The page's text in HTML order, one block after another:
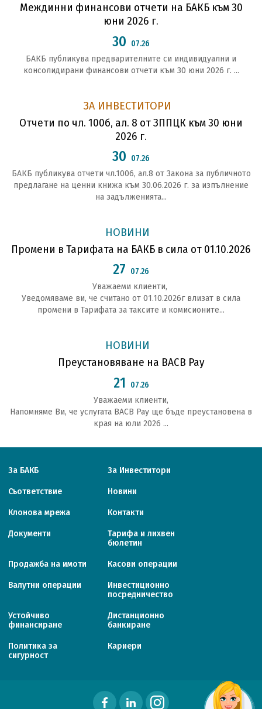
Междинни финансови отчети на БАКБ към 30
юни 2026 г.
30 07.26
БАКБ публикува предварителните си индивидуални и
консолидирани финансови отчети към 30 юни 2026 г. ...
ЗА ИНВЕСТИТОРИ
Отчети по чл. 100б, ал. 8 от ЗППЦК към 30 юни
2026 г.
30 07.26
БАКБ публикува отчети чл.1006, ал.8 от Закона за публичното
предлагане на ценни книжа към 30.06.2026 г. за изпълнение
на задълженията...
НОВИНИ
Промени в Тарифата на БАКБ в сила от 01.10.2026
27 07.26
Уважаеми клиенти,
Уведомяваме ви, че считано от 01.10.2026г влизат в сила
промени в Тарифата за таксите и комисионите...
НОВИНИ
Преустановяване на BACB Pay
21 07.26
Уважаеми клиенти,
Напомняме Ви, че услугата BACB Pay ще бъде преустановена в
края на юли 2026 ...
За БАКБ За Инвеститори
Съответствие Новини
Клонова мрежа Контакти
Документи
Тарифa и лихвен
бюлетин
Продажба на имоти Касови операции
Валутни операции
Инвестиционно
посредничество
Устойчиво
финансиране
Дистанционно
банкиране
Политика за
сигурност
Кариери